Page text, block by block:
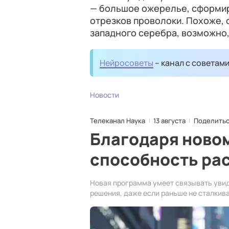
— большое ожерелье,
отрезков проволоки. Похоже,
западного серебра,
Нейросоветы – канал с
Новости
Телеканал Наука 13 августа
Благодаря
способность
Новая программа умеет связывать
решения, даже если раньше не